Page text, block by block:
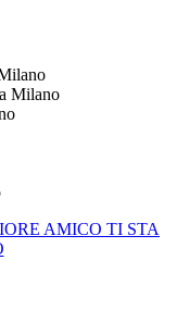
Milano
AMICO TI STA